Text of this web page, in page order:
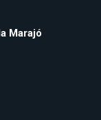
Marajó